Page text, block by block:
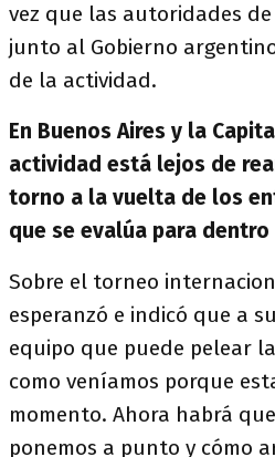
vez que las autoridades de
junto al Gobierno
de la actividad.
En Buenos Aires y la
actividad está lejos de
torno a la vuelta de los
que se evalúa para
Sobre el torneo
esperanzó e indicó que a
equipo que puede pelear
como veníamos porque
momento. Ahora habrá
ponemos a punto y cómo